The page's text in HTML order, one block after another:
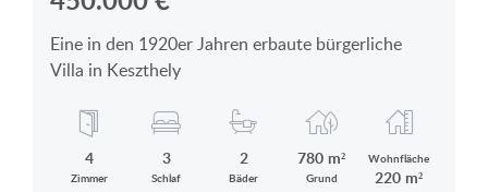
Eine in den 1920er Jahren erbaute bürgerliche
Villa in Keszthely
4
Zimmer
3
Schlaf
2
Bäder
780 m²
Grund
Wohnfläche
220 m²